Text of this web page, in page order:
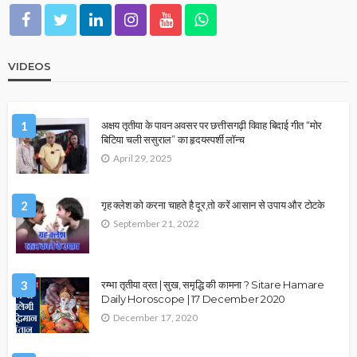
VIDEOS
1
अक्षय तृतीया के पावन अवसर पर छत्तीसगढ़ी विवाह बिदाई गीत “मोर
बिटिया चली ससुराल” का हृदयस्पर्शी लॉन्च
April 29, 2025
2 गृह क्लेश को करना चाहते है दूर,तो करें आसान से उपाय और टोटके
September 21, 2022
3
रम्भा तृतीया व्रत | सुख, समृद्धि की कामना ? Sitare Hamare
Daily Horoscope | 17 December 2020
December 17, 2020